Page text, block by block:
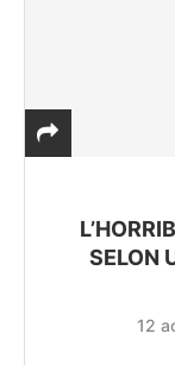
SELON
12